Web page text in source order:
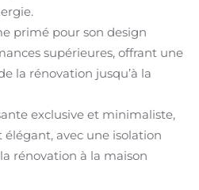
primé pour son design
supérieures, offrant une
la rénovation jusqu’à la
exclusive et minimaliste,
avec une isolation
rénovation à la maison